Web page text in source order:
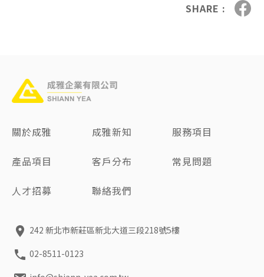
SHARE :
關於成雅 成雅新知 服務項目
產品項目 客戶分布 常見問題
人才招募 聯絡我們
242 新北市新莊區新北大道三段218號5樓
02-8511-0123